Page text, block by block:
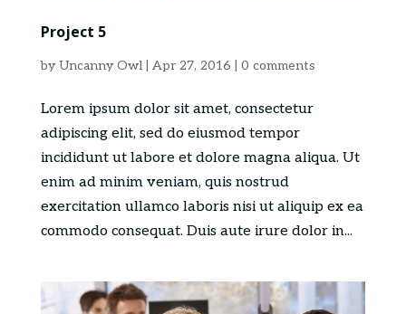
Project 5
by Uncanny Owl| Apr 27, 2016 0 comments
Lorem ipsum dolor sit amet, consectetur
adipiscing elit, sed do eiusmod tempor
incididunt ut labore et dolore magna aliqua. Ut
enim ad minim veniam, quis nostrud
exercitation ullamco laboris nisi ut aliquip ex ea
commodo consequat. Duis aute irure dolor in...